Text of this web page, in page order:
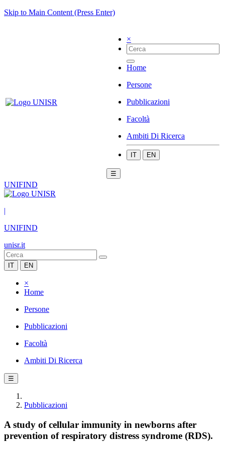
Skip to Main Content (Press Enter)
×
Home
Persone
Pubblicazioni
Facoltà
Ambiti Di Ricerca
IT EN
☰
UNIFIND
|
UNIFIND
unisr.it
IT EN
×
Home
Persone
Pubblicazioni
Facoltà
Ambiti Di Ricerca
☰
Pubblicazioni
A study of cellular immunity in newborns after
prevention of respiratory distress syndrome (RDS).